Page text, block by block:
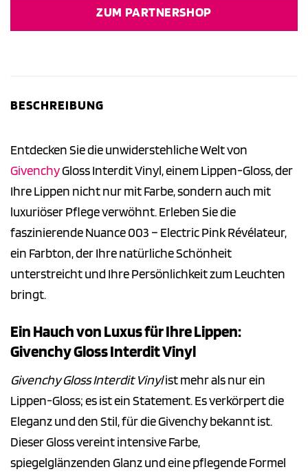
30,50 €22,75 €.
ZUM PARTNERSHOP
BESCHREIBUNG
Entdecken Sie die unwiderstehliche Welt von
GivenchyGloss Interdit Vinyl, einem Lippen-Gloss, der
Ihre Lippen nicht nur mit Farbe, sondern auch mit
luxuriöser Pflege verwöhnt. Erleben Sie die
faszinierende Nuance 003 – Electric Pink Révélateur,
ein Farbton, der Ihre natürliche Schönheit
unterstreicht und Ihre Persönlichkeit zum Leuchten
bringt.
Ein Hauch von Luxus für Ihre Lippen:
Givenchy Gloss Interdit Vinyl
Givenchy Gloss Interdit Vinylist mehr als nur ein
Lippen-Gloss; es ist ein Statement. Es verkörpert die
Eleganz und den Stil, für die Givenchy bekannt ist.
Dieser Gloss vereint intensive Farbe,
spiegelglänzenden Glanz und eine pflegende Formel